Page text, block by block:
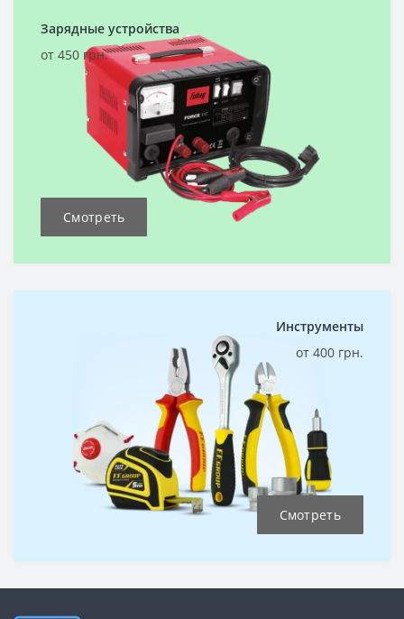
Зарядные устройства
от 450 грн.
Смотреть
Инструменты
от 400 грн.
Смотреть